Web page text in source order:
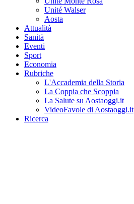
Unité Walser
Aosta
Attualità
Sanità
Eventi
Sport
Economia
Rubriche
L'Accademia della Storia
La Coppia che Scoppia
La Salute su Aostaoggi.it
VideoFavole di Aostaoggi.it
Ricerca